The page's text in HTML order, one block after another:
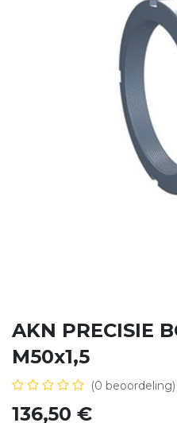
AKN PRECISIE
M50x1,5
(0 beoordeling)
136,50 €